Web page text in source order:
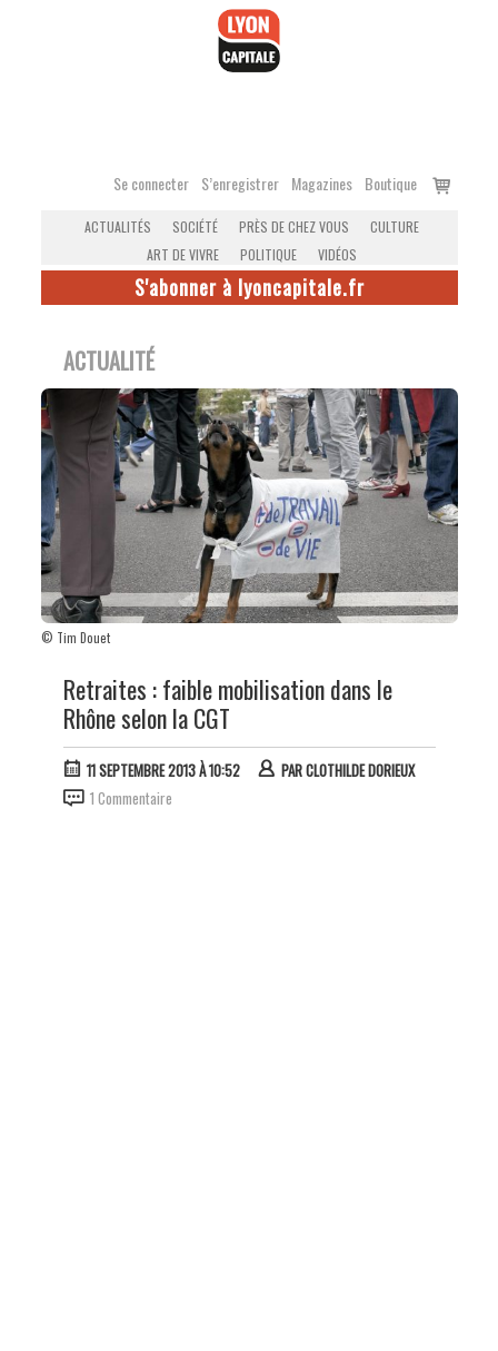
Se connecter S’enregistrer Magazines Boutique
Voir
ACTUALITÉS SOCIÉTÉ PRÈS DE CHEZ VOUS
CULTURE
ART DE VIVRE
POLITIQUE VIDÉOS
S'abonner à lyoncapitale.fr
ACTUALITÉ
© Tim Douet
Retraites : faible mobilisation dans le
Rhône selon la CGT
11 SEPTEMBRE 2013 À 10:52 PARCLOTHILDE DORIEUX
1 Commentaire